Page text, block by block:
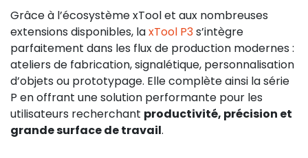
Grâce à l’écosystème xTool et aux nombreuses
extensions disponibles, laxTool P3s’intègre
parfaitement dans les flux de production modernes :
ateliers de fabrication, signalétique, personnalisation
d’objets ou prototypage. Elle complète ainsi la série
P en offrant une solution performante pour les
utilisateurs recherchant productivité, précision et
grande surface de travail.